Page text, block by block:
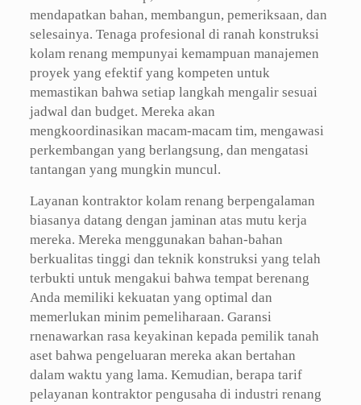
mendapatkan bahan, membangun, pemeriksaan, dan
selesainya. Tenaga profesional di ranah konstruksi
kolam renang mempunyai kemampuan manajemen
proyek yang efektif yang kompeten untuk
memastikan bahwa setiap langkah mengalir sesuai
jadwal dan budget. Mereka akan
mengkoordinasikan macam-macam tim, mengawasi
perkembangan yang berlangsung, dan mengatasi
tantangan yang mungkin muncul.
Layanan kontraktor kolam renang berpengalaman
biasanya datang dengan jaminan atas mutu kerja
mereka. Mereka menggunakan bahan-bahan
berkualitas tinggi dan teknik konstruksi yang telah
terbukti untuk mengakui bahwa tempat berenang
Anda memiliki kekuatan yang optimal dan
memerlukan minim pemeliharaan. Garansi
rnenawarkan rasa keyakinan kepada pemilik tanah
aset bahwa pengeluaran mereka akan bertahan
dalam waktu yang lama. Kemudian, berapa tarif
pelayanan kontraktor pengusaha di industri renang